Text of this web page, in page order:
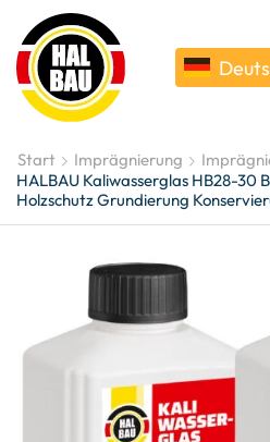
Start Imprägnierung
HALBAU Kaliwasserglas HB28-30
Holzschutz Grundierung